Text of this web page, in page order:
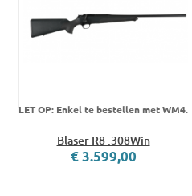
Blaser R8 .308Win
€ 3.599,00
LET OP: Enkel te bestellen met WM4.